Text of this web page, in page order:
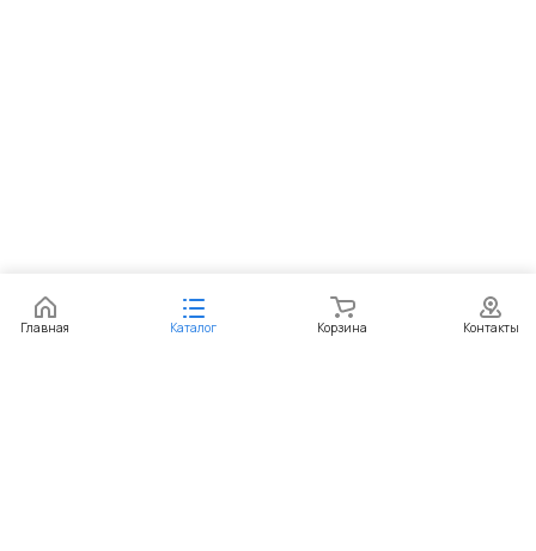
Главная Каталог Корзина Контакты